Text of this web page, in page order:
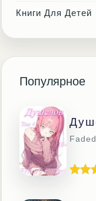
Книги Для Детей
Популярное